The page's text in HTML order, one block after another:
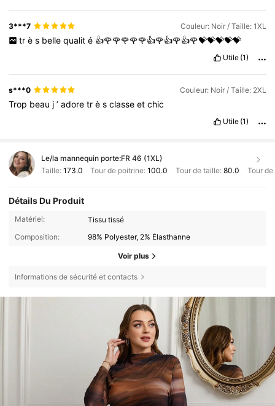
3***7 Couleur: Noir / Taille: 1XL
tr è s belle qualit é 👍🌹🌹🌹🌹🌹👍🌹👍🌹👍🌹💝💝💝💝💝
Utile (1)
s***0 Couleur: Noir / Taille: 2XL
Trop beau j’adoretrèsclasseetchic
Utile (1)
Le/la mannequin porte:FR 46 (1XL)
Taille: 173.0 Tour de poitrine:100.0 Tour de taille: 80.0 Tour
Détails Du Produit
Matériel:
Tissu tissé
Composition:
98% Polyester, 2% Élasthanne
Voir plus
Informations de sécurité et contacts